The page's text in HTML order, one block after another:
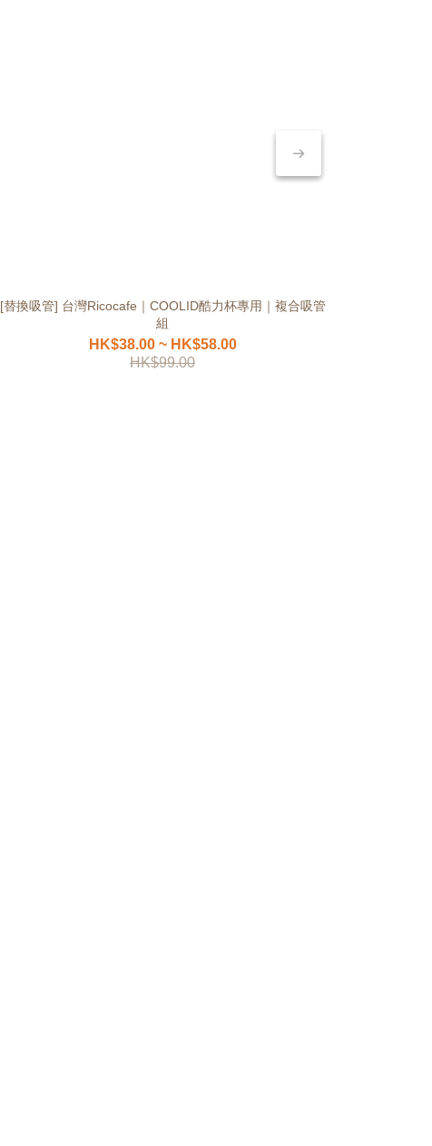
[替換吸管] 台灣Ricocafe｜COOLID酷力杯專用｜複合吸管
組
HK$38.00 ~ HK$58.00
HK$99.00